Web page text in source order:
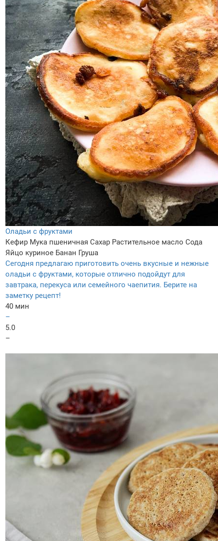
Оладьи с фруктами
Кефир Мука пшеничная Сахар Растительное масло Сода
Яйцо куриное Банан Груша
Сегодня предлагаю приготовить очень вкусные и нежные
оладьи с фруктами, которые отлично подойдут для
завтрака, перекуса или семейного чаепития. Берите на
заметку рецепт!
40 мин
–
5.0
–